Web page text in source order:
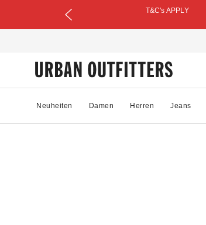
T&C's APPLY
Neuheiten Damen Herren Jeans